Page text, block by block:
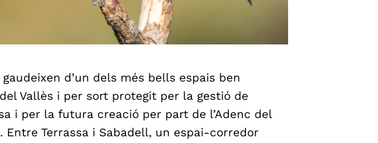
d’un dels més bells espais ben
Vallès i per sort protegit per la gestió de
i per la futura creació per part de l’Adenc del
Entre Terrassa i Sabadell, un espai-corredor